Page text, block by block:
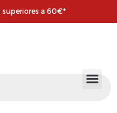
superiores a 60€*